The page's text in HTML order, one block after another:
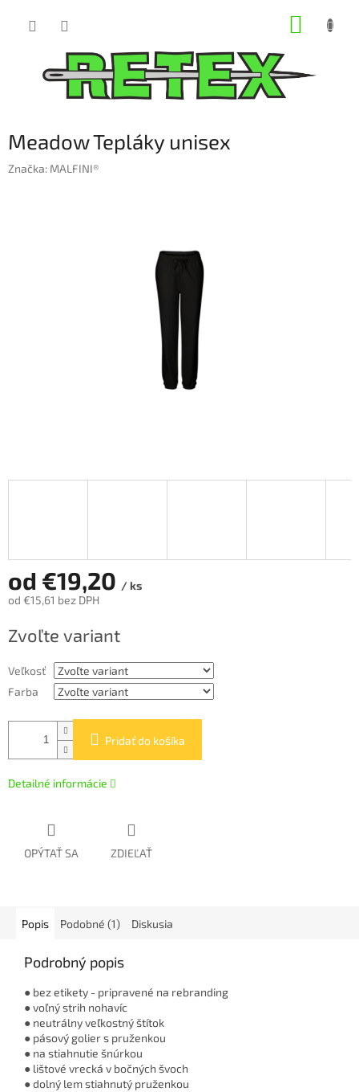
Meadow Tepláky unisex
Značka: MALFINI®
od €19,20 / ks
od €15,61 bez DPH
cena:
Zvoľte variant
Veľkosť
Farba
Pridať do košíka
Detailné informácie
OPÝTAŤ SA ZDIEĽAŤ
Popis Podobné (1) Diskusia
Podrobný popis
● bez etikety - pripravené na rebranding
● voľný strih nohavíc
● neutrálny veľkostný štítok
● pásový golier s pruženkou
● na stiahnutie šnúrkou
● lištové vrecká v bočných švoch
● dolný lem stiahnutý pruženkou